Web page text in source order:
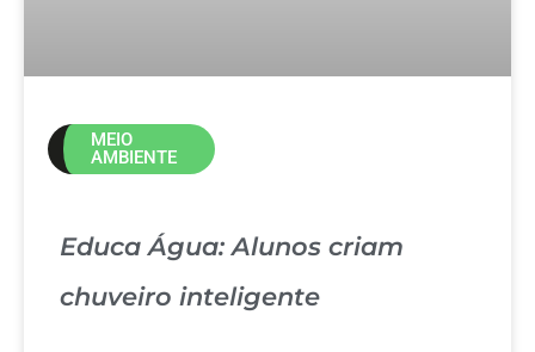
MEIO
AMBIENTE
Educa Água: Alunos criam
chuveiro inteligente